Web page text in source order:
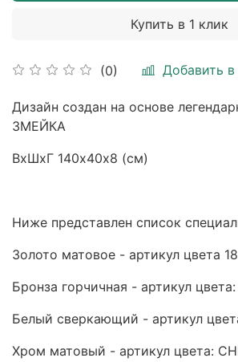
(0) Добавить
Купить в 1 клик
Дизайн создан на основе
ЗМЕЙКА
ВхШхГ 140х40х8 (см)
Ниже представлен список
Золото матовое - артикул цвета
Бронза горчичная - артикул цвета:
Белый сверкающий - артикул
Хром матовый - артикул цвета: